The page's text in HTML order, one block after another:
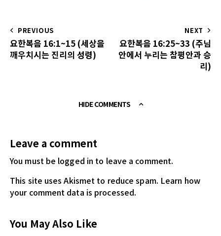
PREVIOUS
요한복음 16:1~15 (세상을
깨우치시는 진리의 성령)
NEXT
요한복음 16:25~33 (주님
안에서 누리는 참평안과 승
리)
HIDE COMMENTS
Leave a comment
You must be logged in to leave a comment.
This site uses Akismet to reduce spam. Learn how
your comment data is processed.
You May Also Like